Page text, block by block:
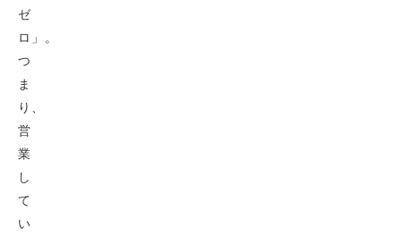
ゼ
ロ」。
つ
ま
り、
営
業
し
て
い